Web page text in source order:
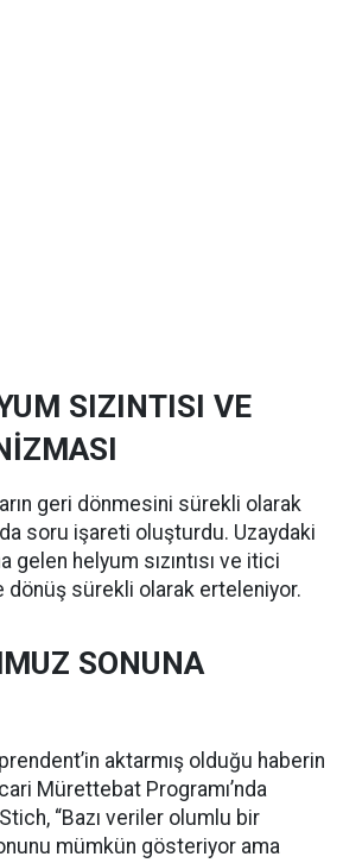
SIZINTISI VE
geri dönmesini sürekli olarak
soru işareti oluşturdu. Uzaydaki
helyum sızıntısı ve itici
dönüş sürekli olarak erteleniyor.
SONUNA
aktarmış olduğu haberin
Mürettebat Programı’nda
“Bazı veriler olumlu bir
mümkün gösteriyor ama